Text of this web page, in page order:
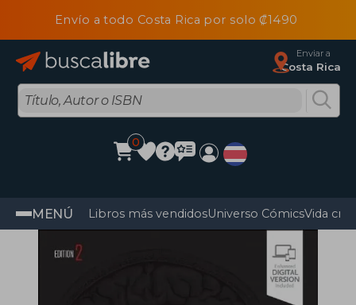
Envío a todo Costa Rica por solo ₡1490
Enviar a
Costa Rica
0
MENÚ Libros más vendidosUniverso CómicsVida